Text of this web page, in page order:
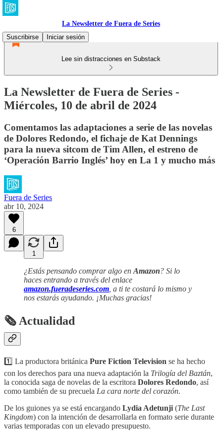
La Newsletter de Fuera de Series
Suscribirse
Iniciar sesión
Lee sin distracciones en Substack
La Newsletter de Fuera de Series -
Miércoles, 10 de abril de 2024
Comentamos las adaptaciones a serie de las novelas
de Dolores Redondo, el fichaje de Kat Dennings
para la nueva sitcom de Tim Allen, el estreno de
‘Operación Barrio Inglés’ hoy en La 1 y mucho más
Fuera de Series
abr 10, 2024
6
1
¿Estás pensando comprar algo en Amazon? Si lo
haces entrando a través del enlace
amazon.fueradeseries.com , a ti te costará lo mismo y
nos estarás ayudando. ¡Muchas gracias!
🗞 Actualidad
1️⃣ La productora británica Pure Fiction Television se ha hecho
con los derechos para una nueva adaptación la Trilogía del Baztán,
la conocida saga de novelas de la escritora Dolores Redondo, así
como también de su precuela La cara norte del corazón.
De los guiones ya se está encargando Lydia Adetunji (The Last
Kingdom) con la intención de desarrollarla en formato serie durante
varias temporadas con un elevado presupuesto.